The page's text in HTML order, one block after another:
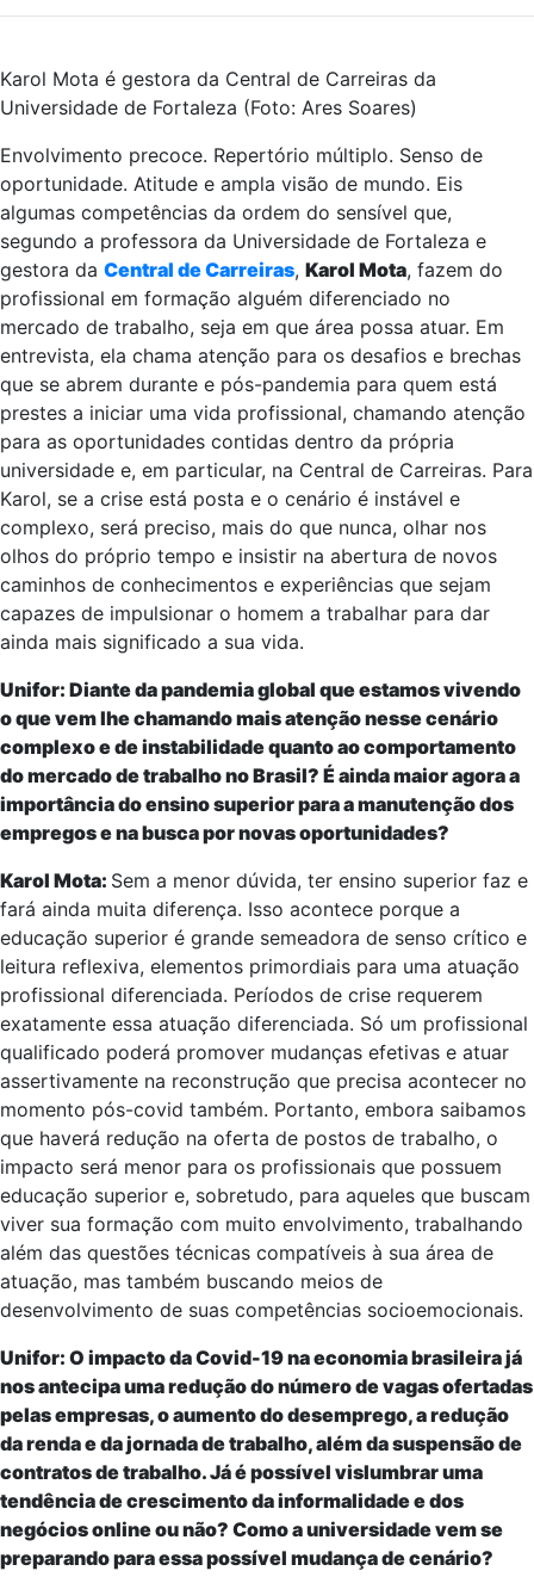
Karol Mota é gestora da Central de Carreiras da
Universidade de Fortaleza (Foto: Ares Soares)
Envolvimento precoce. Repertório múltiplo. Senso de
oportunidade. Atitude e ampla visão de mundo. Eis
algumas competências da ordem do sensível que,
segundo a professora da Universidade de Fortaleza e
gestora da Central de Carreiras, Karol Mota, fazem do
profissional em formação alguém diferenciado no
mercado de trabalho, seja em que área possa atuar. Em
entrevista, ela chama atenção para os desafios e brechas
que se abrem durante e pós-pandemia para quem está
prestes a iniciar uma vida profissional, chamando atenção
para as oportunidades contidas dentro da própria
universidade e, em particular, na Central de Carreiras. Para
Karol, se a crise está posta e o cenário é instável e
complexo, será preciso, mais do que nunca, olhar nos
olhos do próprio tempo e insistir na abertura de novos
caminhos de conhecimentos e experiências que sejam
capazes de impulsionar o homem a trabalhar para dar
ainda mais significado a sua vida.
Unifor: Diante da pandemia global que estamos vivendo
o que vem lhe chamando mais atenção nesse cenário
complexo e de instabilidade quanto ao comportamento
do mercado de trabalho no Brasil? É ainda maior agora a
importância do ensino superior para a manutenção dos
empregos e na busca por novas oportunidades?
Karol Mota: Sem a menor dúvida, ter ensino superior faz e
fará ainda muita diferença. Isso acontece porque a
educação superior é grande semeadora de senso crítico e
leitura reflexiva, elementos primordiais para uma atuação
profissional diferenciada. Períodos de crise requerem
exatamente essa atuação diferenciada. Só um profissional
qualificado poderá promover mudanças efetivas e atuar
assertivamente na reconstrução que precisa acontecer no
momento pós-covid também. Portanto, embora saibamos
que haverá redução na oferta de postos de trabalho, o
impacto será menor para os profissionais que possuem
educação superior e, sobretudo, para aqueles que buscam
viver sua formação com muito envolvimento, trabalhando
além das questões técnicas compatíveis à sua área de
atuação, mas também buscando meios de
desenvolvimento de suas competências socioemocionais.
Unifor: O impacto da Covid-19 na economia brasileira já
nos antecipa uma redução do número de vagas ofertadas
pelas empresas, o aumento do desemprego, a redução
da renda e da jornada de trabalho, além da suspensão de
contratos de trabalho. Já é possível vislumbrar uma
tendência de crescimento da informalidade e dos
negócios online ou não? Como a universidade vem se
preparando para essa possível mudança de cenário?